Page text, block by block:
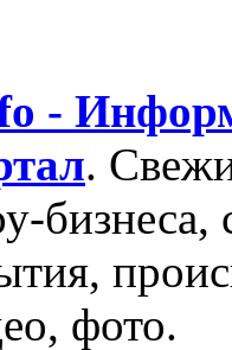
-
.
бизнеса,
фото.